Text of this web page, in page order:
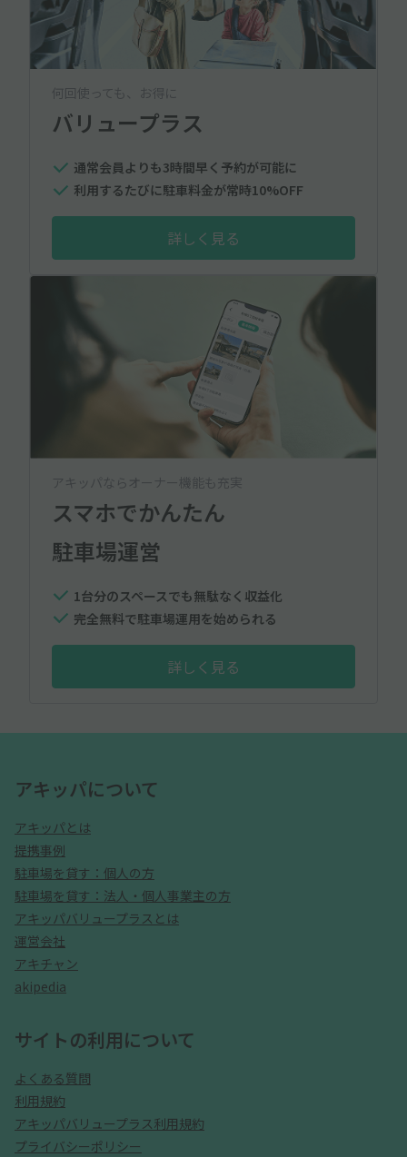
何回使っても、お得に
バリュープラス
通常会員よりも3時間早く予約が可能に
利用するたびに駐車料金が常時10%OFF
詳しく見る
アキッパならオーナー機能も充実
スマホでかんたん
駐車場運営
1台分のスペースでも無駄なく収益化
完全無料で駐車場運用を始められる
詳しく見る
アキッパについて
アキッパとは
提携事例
駐車場を貸す：個人の方
駐車場を貸す：法人・個人事業主の方
アキッパバリュープラスとは
運営会社
アキチャン
akipedia
サイトの利用について
よくある質問
利用規約
アキッパバリュープラス利用規約
プライバシーポリシー